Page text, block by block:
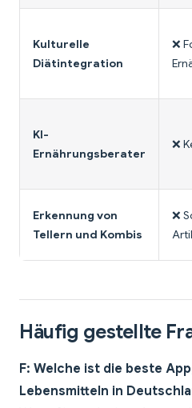
Kulturelle
Diätintegration
❌
KI-
Ernährungsberater
❌
Erkennung von
Tellern und Kombis
❌
Häufig gestellte
F: Welche ist die beste
Lebensmitteln in